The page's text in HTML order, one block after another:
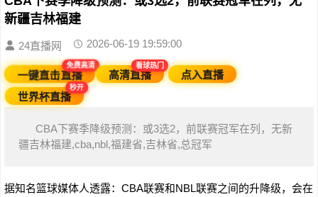
新疆吉林福建
24直播网 2026-06-19 19:59:00
一键直击直播
免费高清
高清直播
看球热门
点入直播
世界杯直播
秒开
CBA下赛季降级预测：或3选2，前联赛冠军在列，无新
疆吉林福建,cba,nbl,福建省,吉林省,总冠军
据知名篮球媒体人透露：CBA联赛和NBL联赛之间的升降级，会在